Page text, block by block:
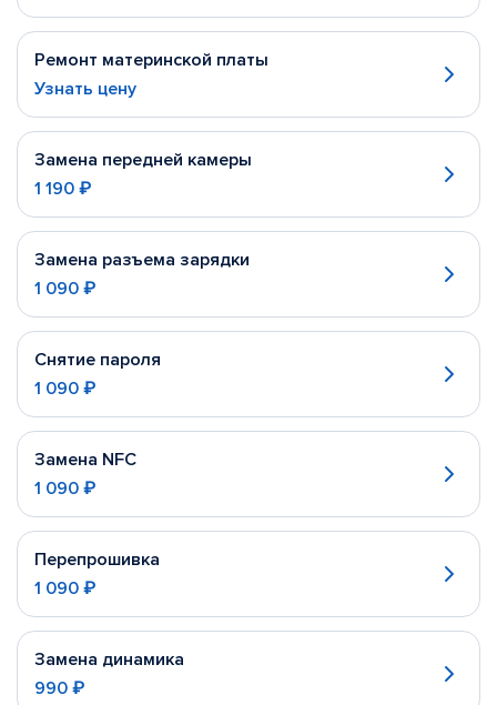
Ремонт материнской платы
Узнать цену
Замена передней камеры
1 190 ₽
Замена разъема зарядки
1 090 ₽
Снятие пароля
1 090 ₽
Замена NFC
1 090 ₽
Перепрошивка
1 090 ₽
Замена динамика
990 ₽